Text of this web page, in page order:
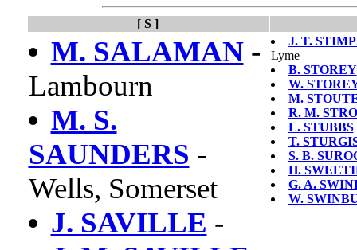
[ S ]
M. SALAMAN-
Lambourn
M. S.
SAUNDERS -
Wells, Somerset
J. SAVILLE -
J. T.
Lyme
B. STOREY
W.
M.
R. M.
L. STUBBS
T.
S. B.
H.
G. A.
W.